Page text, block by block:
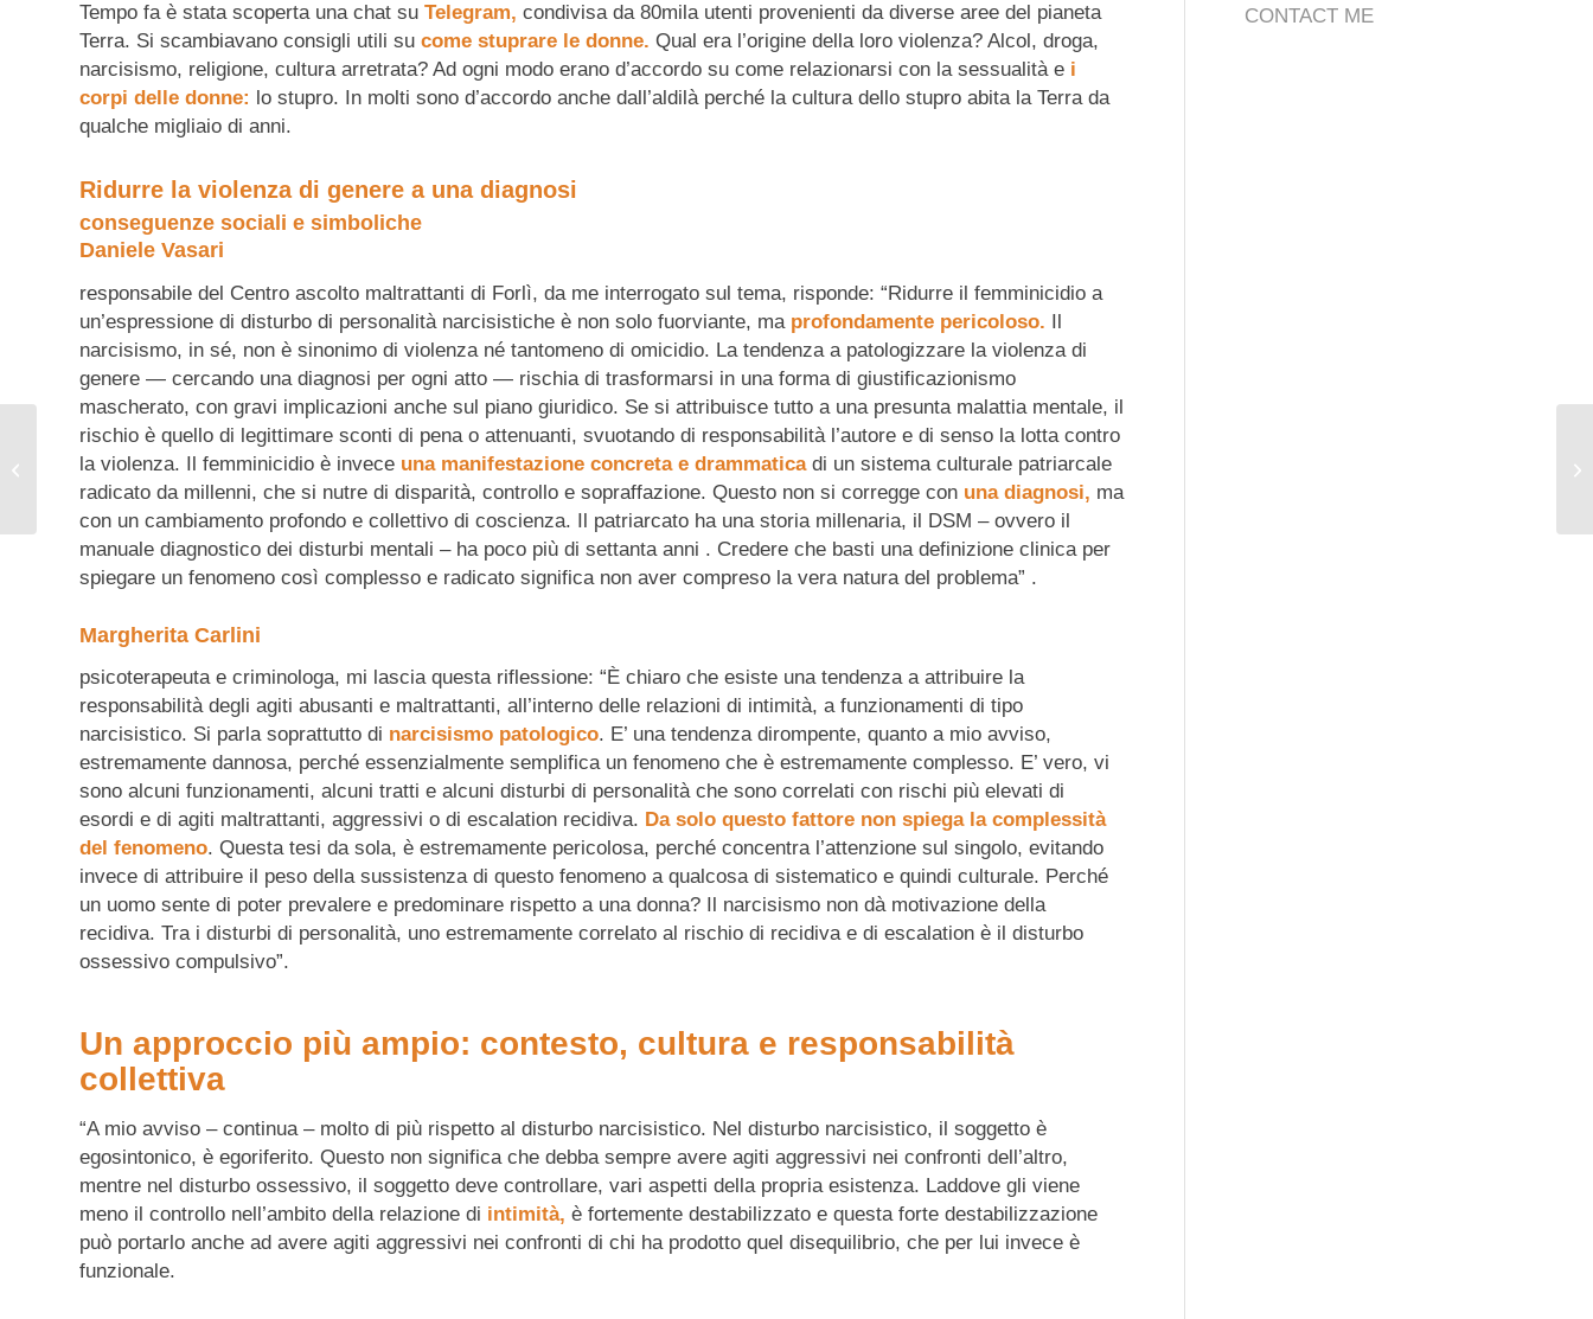
Tempo fa è stata scoperta una chat su Telegram, condivisa da 80mila utenti provenienti da diverse aree del pianeta
Terra. Si scambiavano consigli utili su come stuprare le donne. Qual era l’origine della loro violenza? Alcol, droga,
narcisismo, religione, cultura arretrata? Ad ogni modo erano d’accordo su come relazionarsi con la sessualità e i
corpi delle donne: lo stupro. In molti sono d’accordo anche dall’aldilà perché la cultura dello stupro abita la Terra da
qualche migliaio di anni.
Ridurre la violenza di genere a una diagnosi
conseguenze sociali e simboliche
Daniele Vasari
responsabile del Centro ascolto maltrattanti di Forlì, da me interrogato sul tema, risponde: “Ridurre il femminicidio a
un’espressione di disturbo di personalità narcisistiche è non solo fuorviante, ma profondamente pericoloso. Il
narcisismo, in sé, non è sinonimo di violenza né tantomeno di omicidio. La tendenza a patologizzare la violenza di
genere — cercando una diagnosi per ogni atto — rischia di trasformarsi in una forma di giustificazionismo
mascherato, con gravi implicazioni anche sul piano giuridico. Se si attribuisce tutto a una presunta malattia mentale, il
rischio è quello di legittimare sconti di pena o attenuanti, svuotando di responsabilità l’autore e di senso la lotta contro
la violenza. Il femminicidio è invece una manifestazione concreta e drammaticadi un sistema culturale patriarcale
radicato da millenni, che si nutre di disparità, controllo e sopraffazione. Questo non si corregge con una diagnosi, ma
con un cambiamento profondo e collettivo di coscienza. Il patriarcato ha una storia millenaria, il DSM – ovvero il
manuale diagnostico dei disturbi mentali – ha poco più di settanta anni . Credere che basti una definizione clinica per
spiegare un fenomeno così complesso e radicato significa non aver compreso la vera natura del problema” .
Margherita Carlini
psicoterapeuta e criminologa, mi lascia questa riflessione: “È chiaro che esiste una tendenza a attribuire la
responsabilità degli agiti abusanti e maltrattanti, all’interno delle relazioni di intimità, a funzionamenti di tipo
narcisistico. Si parla soprattutto di narcisismo patologico. E’ una tendenza dirompente, quanto a mio avviso,
estremamente dannosa, perché essenzialmente semplifica un fenomeno che è estremamente complesso. E’ vero, vi
sono alcuni funzionamenti, alcuni tratti e alcuni disturbi di personalità che sono correlati con rischi più elevati di
esordi e di agiti maltrattanti, aggressivi o di escalation recidiva. Da solo questo fattore non spiega la complessità
del fenomeno. Questa tesi da sola, è estremamente pericolosa, perché concentra l’attenzione sul singolo, evitando
invece di attribuire il peso della sussistenza di questo fenomeno a qualcosa di sistematico e quindi culturale. Perché
un uomo sente di poter prevalere e predominare rispetto a una donna? Il narcisismo non dà motivazione della
recidiva. Tra i disturbi di personalità, uno estremamente correlato al rischio di recidiva e di escalation è il disturbo
ossessivo compulsivo”.
Un approccio più ampio: contesto, cultura e responsabilità
collettiva
“A mio avviso – continua – molto di più rispetto al disturbo narcisistico. Nel disturbo narcisistico, il soggetto è
egosintonico, è egoriferito. Questo non significa che debba sempre avere agiti aggressivi nei confronti dell’altro,
mentre nel disturbo ossessivo, il soggetto deve controllare, vari aspetti della propria esistenza. Laddove gli viene
meno il controllo nell’ambito della relazione di intimità, è fortemente destabilizzato e questa forte destabilizzazione
può portarlo anche ad avere agiti aggressivi nei confronti di chi ha prodotto quel disequilibrio, che per lui invece è
funzionale.
CONTACT ME
Lo sciopero della fame